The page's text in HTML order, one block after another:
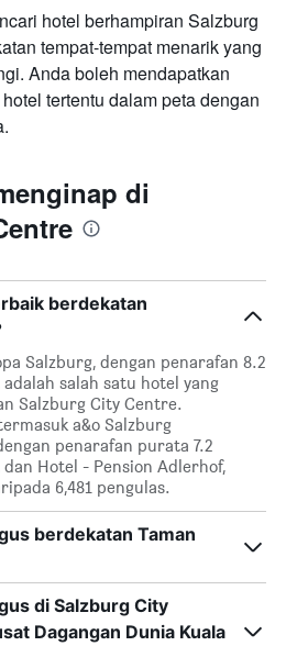
hotel berhampiran Salzburg
tempat-tempat menarik yang
Anda boleh mendapatkan
tertentu dalam peta dengan
di
berdekatan
Salzburg, dengan penarafan 8.2
salah satu hotel yang
Salzburg City Centre.
a&o Salzburg
penarafan purata 7.2
Hotel - Pension Adlerhof,
6,481 pengulas.
berdekatan Taman
di Salzburg City
Dagangan Dunia Kuala